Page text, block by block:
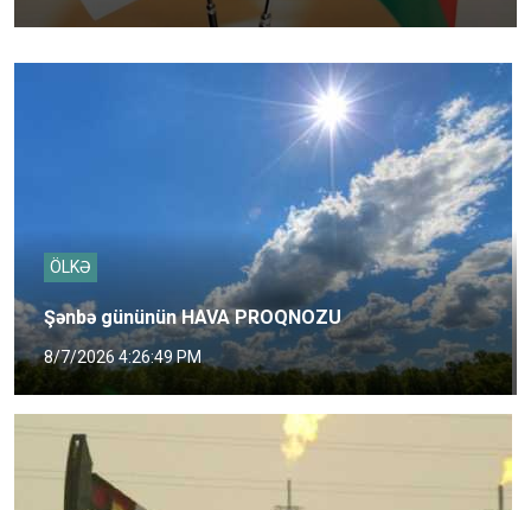
ÖLKƏ
Şənbə gününün HAVA PROQNOZU
8/7/2026 4:26:49 PM